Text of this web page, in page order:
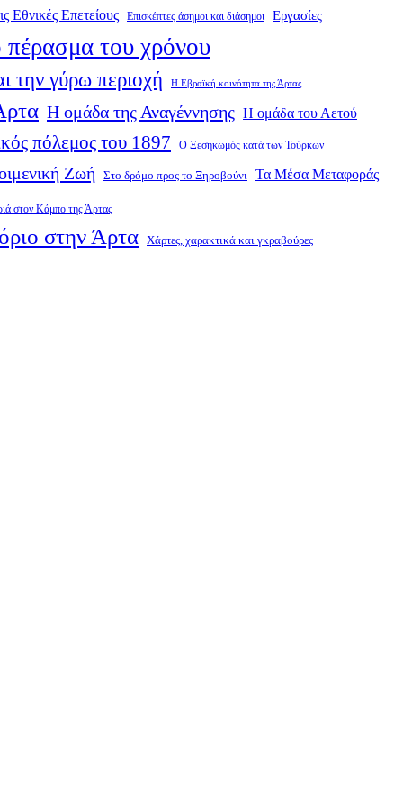
Εθνικές Επετείους Επισκέπτες άσημοι και διάσημοι Εργασίες
του χρόνου
την γύρω περιοχή Η Εβραϊκή κοινότητα της Άρτας
Η ομάδα της Αναγέννησης Η ομάδα του Αετού
πόλεμος του 1897 Ο Ξεσηκωμός κατά των Τούρκων
Ζωή Στο δρόμο προς το Ξηροβούνι Τα Μέσα Μεταφοράς
στον Κάμπο της Άρτας
στην Άρτα Χάρτες, χαρακτικά και γκραβούρες